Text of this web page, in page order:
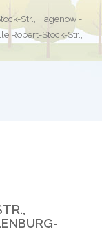
Str., Hagenow -
Robert-Stock-Str.,